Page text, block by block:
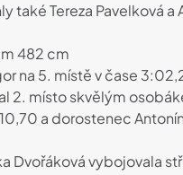
také Tereza Pavelková a
482 cm
na 5. místě v čase
2. místo skvělým
a dorostenec Antonín
Dvořáková vybojovala